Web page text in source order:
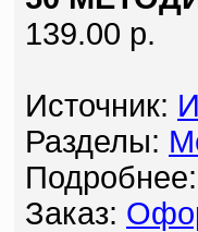
139.00 р.
Источник:
Разделы:
Подробнее:
Заказ: